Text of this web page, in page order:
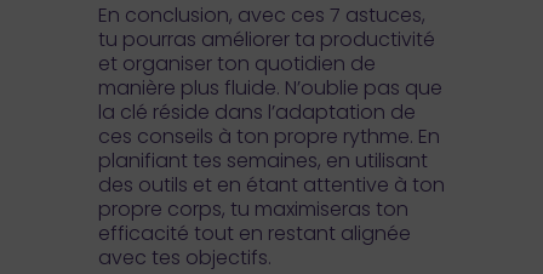
En conclusion, avec ces 7 astuces,
tu pourras améliorer ta productivité
et organiser ton quotidien de
manière plus fluide. N’oublie pas que
la clé réside dans l’adaptation de
ces conseils à ton propre rythme. En
planifiant tes semaines, en utilisant
des outils et en étant attentive à ton
propre corps, tu maximiseras ton
efficacité tout en restant alignée
avec tes objectifs.